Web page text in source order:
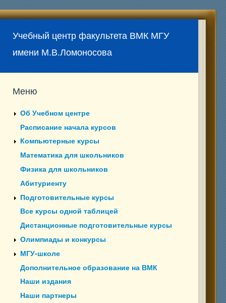
Учебный центр факультета ВМК МГУ
имени М.В.Ломоносова
Меню
Об Учебном центре
Расписание начала курсов
Компьютерные курсы
Математика для школьников
Физика для школьников
Абитуриенту
Подготовительные курсы
Все курсы одной таблицей
Дистанционные подготовительные курсы
Олимпиады и конкурсы
МГУ-школе
Дополнительное образование на ВМК
Наши издания
Наши партнеры